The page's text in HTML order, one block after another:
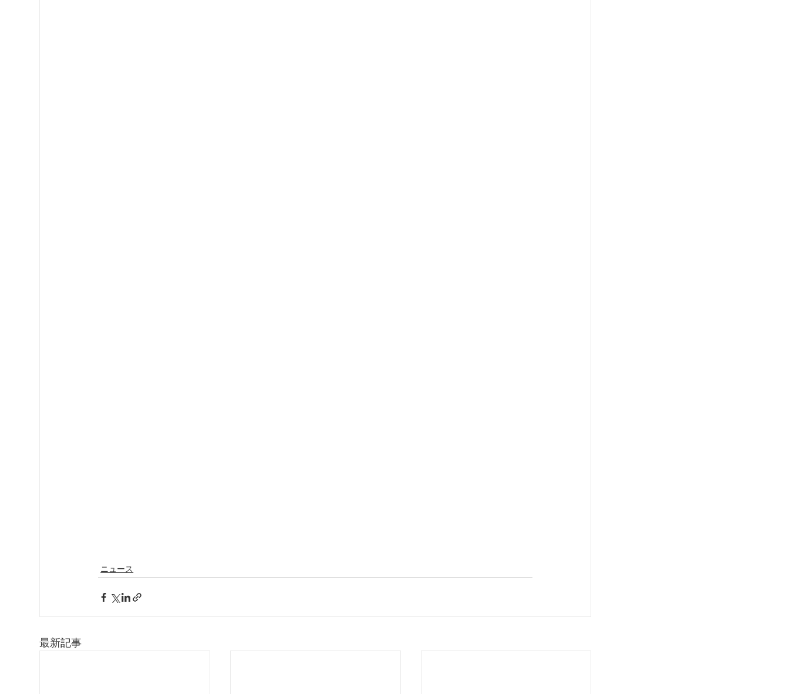
ニュース
最新記事